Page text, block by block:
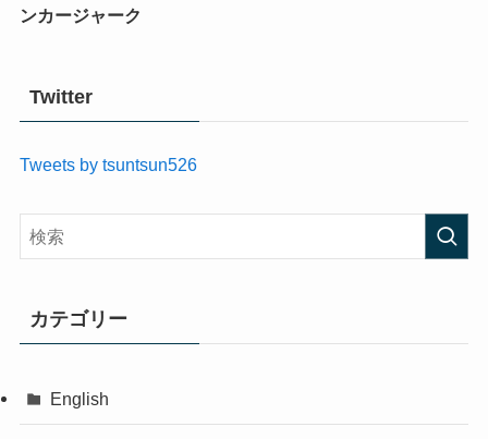
ンカージャーク
Twitter
Tweets by tsuntsun526
カテゴリー
English